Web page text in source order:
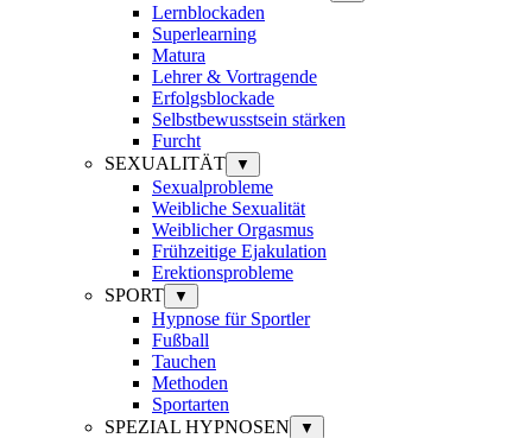
Lernblockaden
Superlearning
Matura
Lehrer & Vortragende
Erfolgsblockade
Selbstbewusstsein stärken
Furcht
SEXUALITÄT
▼
Sexualprobleme
Weibliche Sexualität
Weiblicher Orgasmus
Frühzeitige Ejakulation
Erektionsprobleme
SPORT
▼
Hypnose für Sportler
Fußball
Tauchen
Methoden
Sportarten
SPEZIAL HYPNOSEN
▼